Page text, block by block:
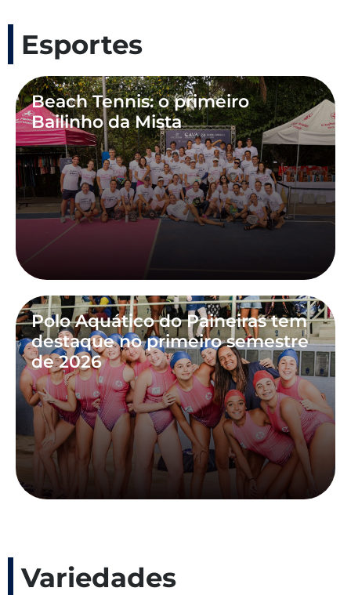
Esportes
Beach Tennis: o primeiro
Bailinho da Mista
Polo Aquático do Paineiras tem
destaque no primeiro semestre
de 2026
Variedades